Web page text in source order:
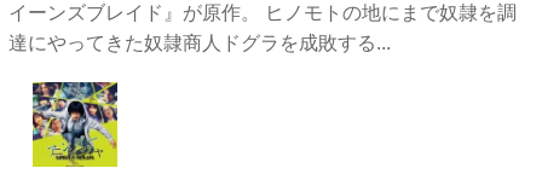
イーンズブレイド』が原作。 ヒノモトの地にまで奴隷を調
達にやってきた奴隷商人ドグラを成敗する...